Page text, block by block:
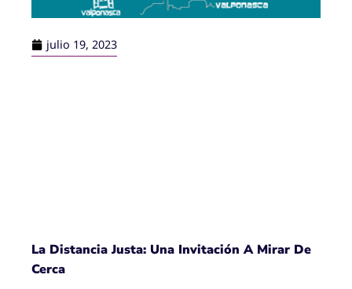
julio 19, 2023
La Distancia Justa: Una Invitación A Mirar De
Cerca